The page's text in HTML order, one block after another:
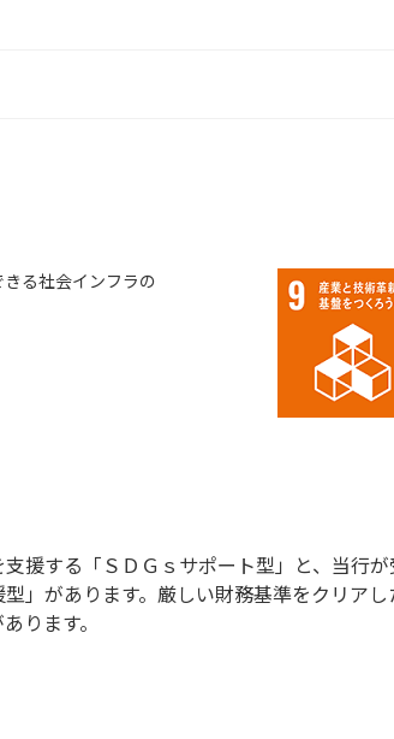
る社会インフラの
援する「ＳＤＧｓサポート型」と、当行
」があります。厳しい財務基準をクリア
ります。